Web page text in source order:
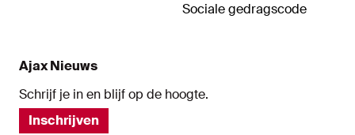
Sociale gedragscode
Ajax Nieuws
Schrijf je in en blijf op de hoogte.
Inschrijven